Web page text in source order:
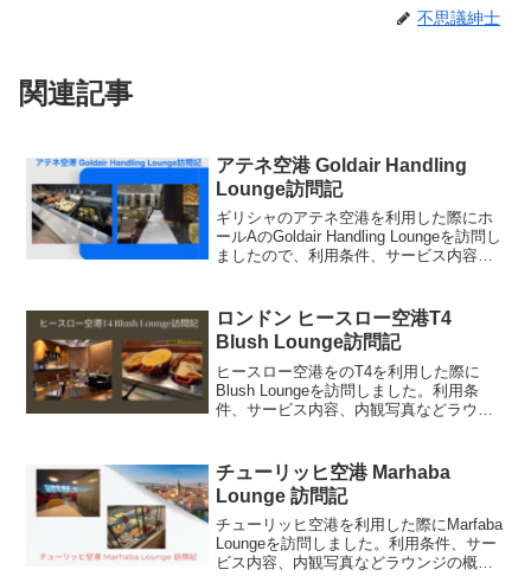
不思議紳士
関連記事
アテネ空港 Goldair Handling
Lounge訪問記
ギリシャのアテネ空港を利用した際にホ
ールAのGoldair Handling Loungeを訪問し
ましたので、利用条件、サービス内容、
ロンドン ヒースロー空港T4
Blush Lounge訪問記
ヒースロー空港をのT4を利用した際に
Blush Loungeを訪問しました。利用条
件、サービス内容、内観写真などラウン
チューリッヒ空港 Marhaba
Lounge 訪問記
チューリッヒ空港を利用した際にMarfaba
Loungeを訪問しました。利用条件、サー
ビス内容、内観写真などラウンジの概要